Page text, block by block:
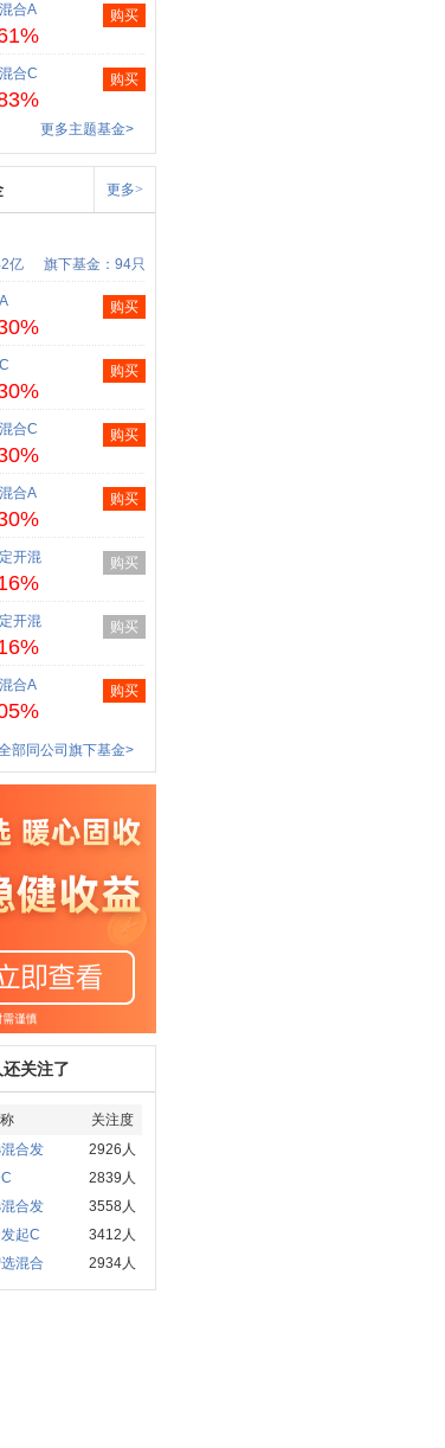
合A
购买
合C
购买
更多主题基金>
更多>
亿 旗下基金：94只
购买
购买
合C
购买
合A
购买
开混
购买
开混
购买
合A
购买
部同公司旗下基金>
关注了
关注度
合发
2926人
2839人
合发
3558人
起C
3412人
混合
2934人